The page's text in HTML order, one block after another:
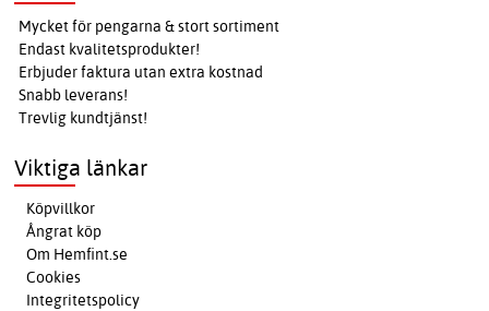
Mycket för pengarna & stort sortiment
Endast kvalitetsprodukter!
Erbjuder faktura utan extra kostnad
Snabb leverans!
Trevlig kundtjänst!
Viktiga länkar
Köpvillkor
Ångrat köp
Om Hemfint.se
Cookies
Integritetspolicy